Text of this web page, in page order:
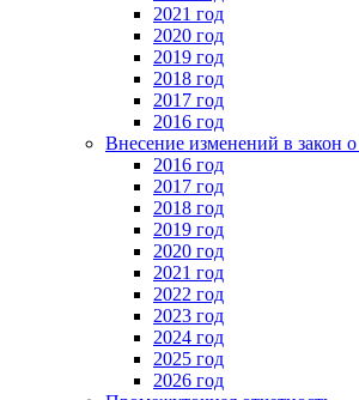
2021 год
2020 год
2019 год
2018 год
2017 год
2016 год
Внесение изменений в закон
2016 год
2017 год
2018 год
2019 год
2020 год
2021 год
2022 год
2023 год
2024 год
2025 год
2026 год